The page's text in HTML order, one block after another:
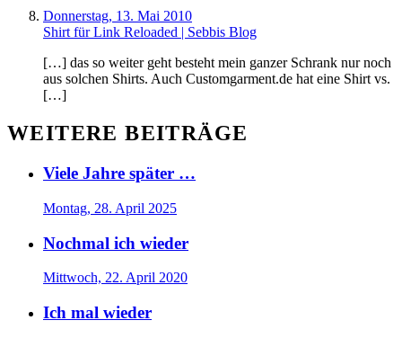
Donnerstag, 13. Mai 2010
Shirt für Link Reloaded | Sebbis Blog
[…] das so weiter geht besteht mein ganzer Schrank nur noch
aus solchen Shirts. Auch Customgarment.de hat eine Shirt vs.
[…]
WEITERE BEITRÄGE
Viele Jahre später …
Montag, 28. April 2025
Nochmal ich wieder
Mittwoch, 22. April 2020
Ich mal wieder